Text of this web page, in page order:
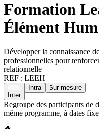
Formation
Élément
Développer la connaissance
professionnelles pour
relationnelle
REF : LEEH
Inter
Intra Sur-mesure
Regroupe des participants de
même programme, à dates